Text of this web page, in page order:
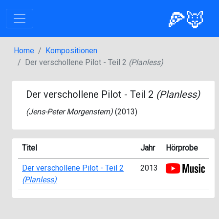
🍕🦊
Home
Kompositionen
Der verschollene Pilot - Teil 2 (Planless)
Der verschollene Pilot - Teil 2 (Planless)
(Jens-Peter Morgenstern) (2013)
Titel Jahr Hörprobe
Der verschollene Pilot - Teil 2
(Planless)
2013